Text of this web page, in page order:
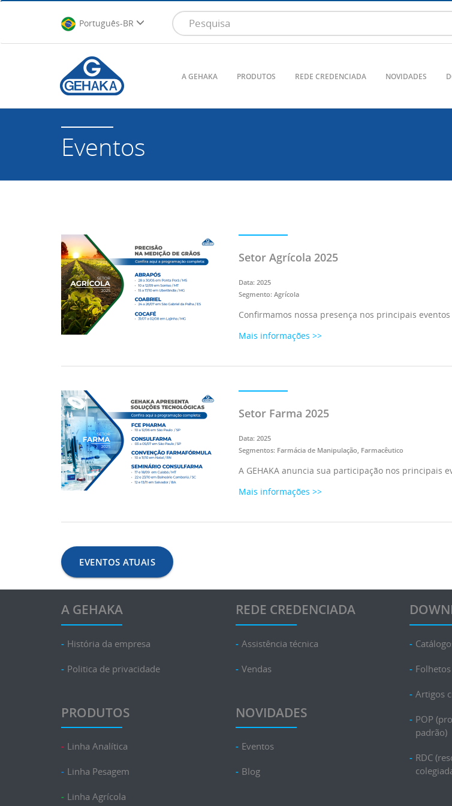
Português-BR
A GEHAKA PRODUTOS REDE CREDENCIADA NOVIDADES
Eventos
Setor Agrícola 2025
Data: 2025
Segmento: Agrícola
Confirmamos nossa presença nos principais
Mais informações >>
Setor Farma 2025
Data: 2025
Segmentos: Farmácia de Manipulação, Farmacêutico
A GEHAKA anuncia sua participação nos principais
Mais informações >>
EVENTOS ATUAIS
A GEHAKA
História da empresa
Politica de privacidade
PRODUTOS
Linha Analítica
Linha Pesagem
Linha Agrícola
REDE CREDENCIADA
Assistência técnica
Vendas
NOVIDADES
Eventos
Blog
Folhetos
Artigos
POP
padrão)
RDC